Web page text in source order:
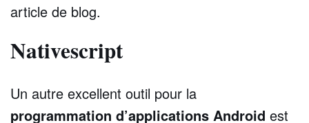
article de blog.
Nativescript
Un autre excellent outil pour la
programmation d’applications Android est